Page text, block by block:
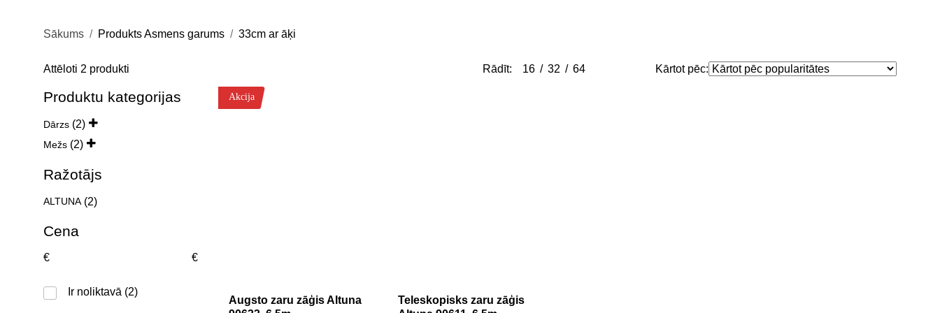
Sākums Produkts Asmens garums 33cm ar āķi
Attēloti 2 produkti
popularity
Rādīt: 16 32 64 Kārtot pēc:
Produktu kategorijas
Dārzs (2)
Mežs (2)
Ražotājs
ALTUNA (2)
Cena
€ €
Ir noliktavā (2)
Akcija
Augsto zaru zāģis Altuna
Teleskopisks zaru zāģis